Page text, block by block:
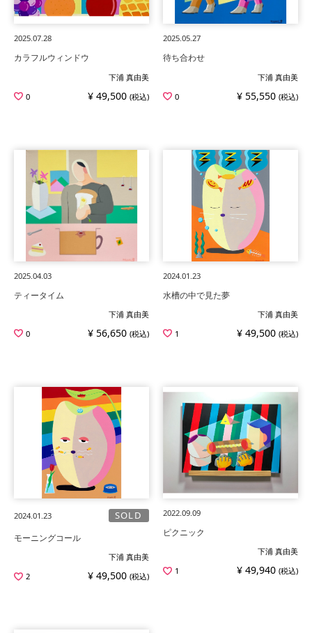
2025.07.28
カラフルウィンドウ
下浦 真由美
0
¥ 49,500 (税込)
2025.05.27
待ち合わせ
下浦 真由美
0
¥ 55,550 (税込)
2025.04.03
ティータイム
下浦 真由美
0
¥ 56,650 (税込)
2024.01.23
水槽の中で見た夢
下浦 真由美
1
¥ 49,500 (税込)
2024.01.23 SOLD
モーニングコール
下浦 真由美
2
¥ 49,500 (税込)
2022.09.09
ピクニック
下浦 真由美
1
¥ 49,940 (税込)